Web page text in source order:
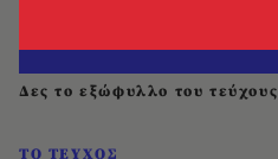
Δες το εξώφυλλο του τεύχους
ΤΟ ΤΕΥΧΟΣ